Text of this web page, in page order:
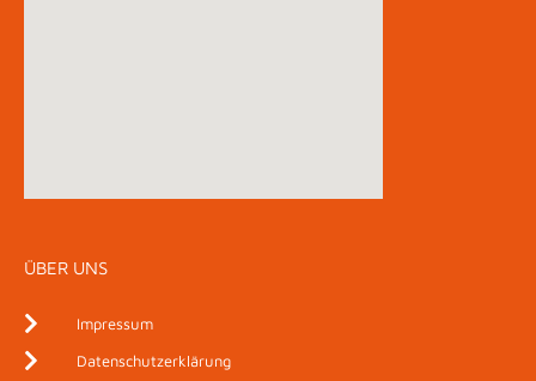
ÜBER UNS
Impressum
Datenschutzerklärung